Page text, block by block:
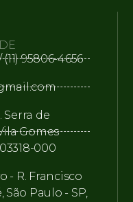
95806-4656
Serra de
Gomes
000
- R. Francisco
Paulo - SP,